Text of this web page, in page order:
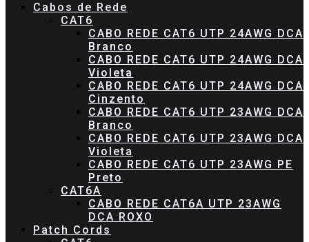
Cabos de Rede
CAT6
CABO REDE CAT6 UTP 24AWG DCA
Branco
CABO REDE CAT6 UTP 24AWG DCA
Violeta
CABO REDE CAT6 UTP 24AWG DCA
Cinzento
CABO REDE CAT6 UTP 23AWG DCA
Branco
CABO REDE CAT6 UTP 23AWG DCA
Violeta
CABO REDE CAT6 UTP 23AWG PE
Preto
CAT6A
CABO REDE CAT6A UTP 23AWG
DCA ROXO
Patch Cords